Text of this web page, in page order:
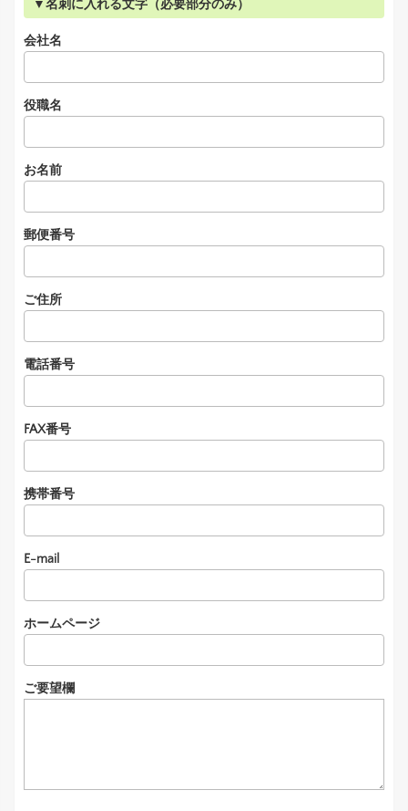
▼名刺に入れる文字（必要部分のみ）
会社名
役職名
お名前
郵便番号
ご住所
電話番号
FAX番号
携帯番号
E-mail
ホームページ
ご要望欄